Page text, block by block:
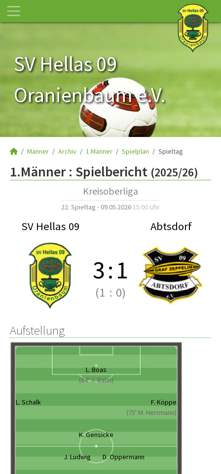
SV Hellas 09
Oranienbaum e.V.
Männer Archiv 1.Männer Spielplan Spieltag
1.Männer : Spielbericht (2025/26)
Kreisoberliga
22. Spieltag - 09.05.2026 15:00 Uhr
SV Hellas 09 Abtsdorf
3:1
(1 : 0)
Aufstellung
L. Boas
(84' J. Bahn)
L. Schalk
F. Köppe
(75' M. Herrmann)
K. Gensicke
J. Ludwig D. Oppermann